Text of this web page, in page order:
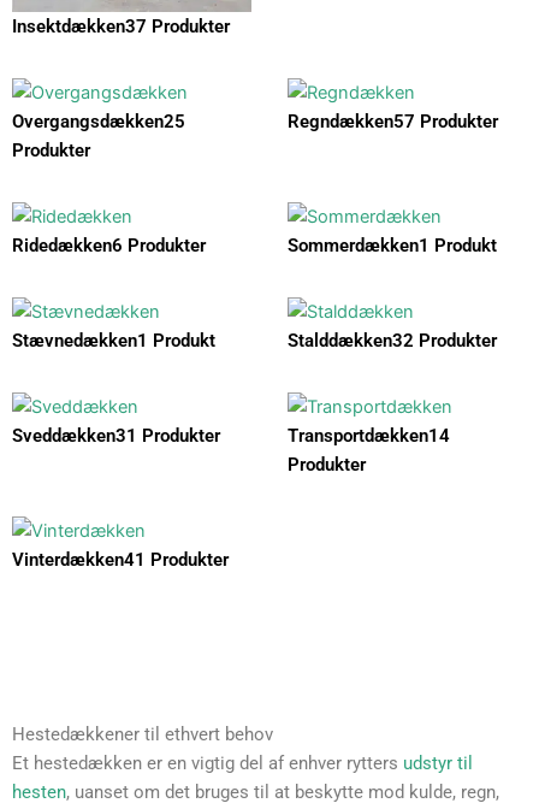
Insektdækken37 Produkter
Overgangsdækken25
Produkter
Regndækken57 Produkter
Ridedækken6 Produkter Sommerdækken1 Produkt
Stævnedækken1 Produkt Stalddækken32 Produkter
Sveddækken31 Produkter Transportdækken14
Produkter
Vinterdækken41 Produkter
Hestedækkener til ethvert behov
Et hestedækken er en vigtig del af enhver rytters udstyr til
hesten, uanset om det bruges til at beskytte mod kulde, regn,